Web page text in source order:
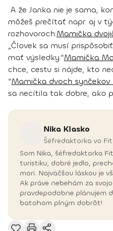
A že Janka nie je sama,
môžeš prečítať napr. aj v
rozhovoroch:Mamička
„Človek sa musí
mať výsledky.“Mamička
chce, cestu si nájde, kto
“Mamička dvoch
sa necítila tak dobre, ako
Nika Klasko
Šéfredaktorka vo
Som Nika, šéfredaktorka
turistiku, dobré jedlo,
mori. Najväčšou láskou je
Ak práve nebehám za
pravdepodobne plánujem
batohom plným dobrôt!